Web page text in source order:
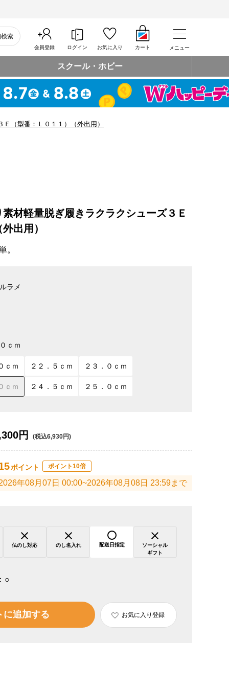
索
会員登録 ログイン お気に入り カート メニュー
スクール・ホビー
（型番：Ｌ０１１）（外出用）
材軽量脱ぎ履きラクラクシューズ３Ｅ
出用）
。
ラメ
ｃｍ
ｃｍ ２２．５ｃｍ ２３．０ｃｍ
ｃｍ ２４．５ｃｍ ２５．０ｃｍ
円 (税込6,930円)
ポイント ポイント10倍
年08月07日 00:00~2026年08月08日 23:59まで
仏のし対応 のし名入れ 配送日指定
ソーシャル
ギフト
○
に追加する お気に入り登録